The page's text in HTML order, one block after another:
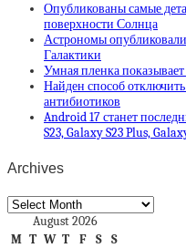
Опубликованы самые
поверхности Солнца
Астрономы
Галактики
Умная пленка
Найден способ
антибиотиков
Android 17 станет
S23, Galaxy S23 Plus,
Archives
Archives
August 2026
M T W T F S
S